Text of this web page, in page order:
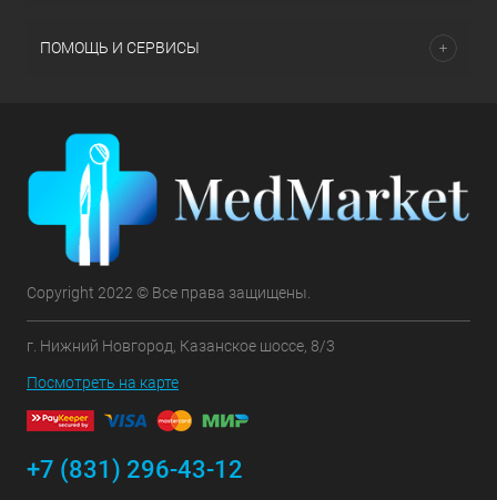
ПОМОЩЬ И СЕРВИСЫ
Copyright 2022 © Все права защищены.
г. Нижний Новгород, Казанское шоссе, 8/3
Посмотреть на карте
+7 (831) 296-43-12